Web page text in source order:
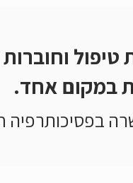
במקום אחד.
בפסיכותרפיה